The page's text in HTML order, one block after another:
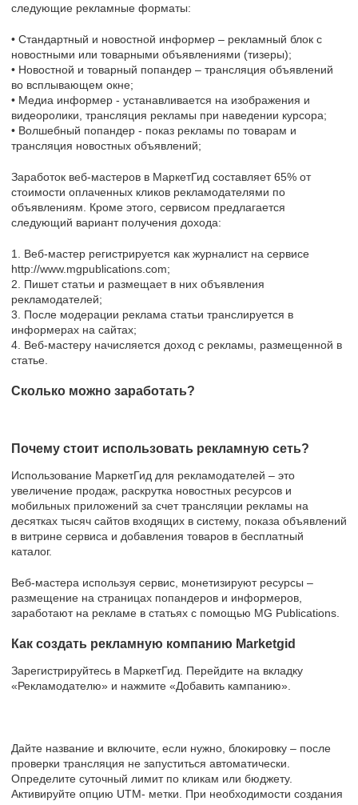
следующие рекламные форматы:
• Стандартный и новостной информер – рекламный блок с
новостными или товарными объявлениями (тизеры);
• Новостной и товарный попандер – трансляция объявлений
во всплывающем окне;
• Медиа информер - устанавливается на изображения и
видеоролики, трансляция рекламы при наведении курсора;
• Волшебный попандер - показ рекламы по товарам и
трансляция новостных объявлений;
Заработок веб-мастеров в МаркетГид составляет 65% от
стоимости оплаченных кликов рекламодателями по
объявлениям. Кроме этого, сервисом предлагается
следующий вариант получения дохода:
1. Веб-мастер регистрируется как журналист на сервисе
http://www.mgpublications.com;
2. Пишет статьи и размещает в них объявления
рекламодателей;
3. После модерации реклама статьи транслируется в
информерах на сайтах;
4. Веб-мастеру начисляется доход с рекламы, размещенной в
статье.
Сколько можно заработать?
Почему стоит использовать рекламную сеть?
Использование МаркетГид для рекламодателей – это
увеличение продаж, раскрутка новостных ресурсов и
мобильных приложений за счет трансляции рекламы на
десятках тысяч сайтов входящих в систему, показа объявлений
в витрине сервиса и добавления товаров в бесплатный
каталог.
Веб-мастера используя сервис, монетизируют ресурсы –
размещение на страницах попандеров и информеров,
заработают на рекламе в статьях с помощью MG Publications.
Как создать рекламную компанию Marketgid
Зарегистрируйтесь в МаркетГид. Перейдите на вкладку
«Рекламодателю» и нажмите «Добавить кампанию».
Дайте название и включите, если нужно, блокировку – после
проверки трансляция не запуститься автоматически.
Определите суточный лимит по кликам или бюджету.
Активируйте опцию UTM- метки. При необходимости создания